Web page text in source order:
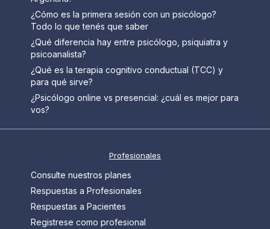
¿Cómo es la primera sesión con un psicólogo?
Todo lo que tenés que saber
¿Qué diferencia hay entre psicólogo, psiquiatra y
psicoanalista?
¿Qué es la terapia cognitivo conductual (TCC) y
para qué sirve?
¿Psicólogo online vs presencial: ¿cuál es mejor para
vos?
Profesionales
Consulte nuestros planes
Respuestas a Profesionales
Respuestas a Pacientes
Registrese como profesional